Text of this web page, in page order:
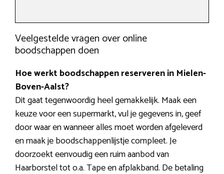
Veelgestelde vragen over online
boodschappen doen
Hoe werkt boodschappen reserveren in Mielen-
Boven-Aalst?
Dit gaat tegenwoordig heel gemakkelijk. Maak een
keuze voor een supermarkt, vul je gegevens in, geef
door waar en wanneer alles moet worden afgeleverd
en maak je boodschappenlijstje compleet. Je
doorzoekt eenvoudig een ruim aanbod van
Haarborstel tot o.a. Tape en afplakband. De betaling